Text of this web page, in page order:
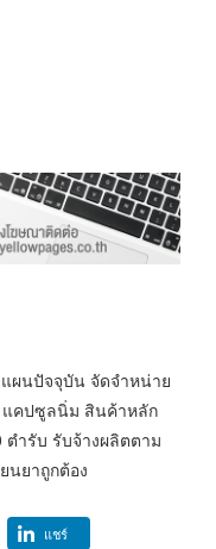
ผนปัจจุบัน จัดจำหน่าย
แคปซูลนิ่ม สินค้าหลัก
ำรับ รับจ้างผลิตตาม
นยาถูกต้อง
แชร์